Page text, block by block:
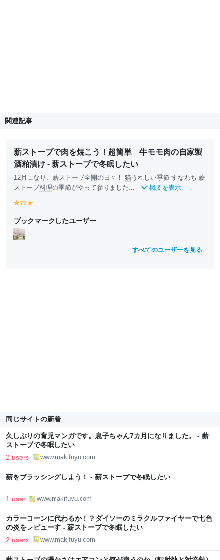
関連記事
薪ストーブで肉を焼こう！超簡単 牛モモ肉の自家製
酒粕漬け - 薪ストーブで冬眠したい
12月になり、薪ストーブ全開の日々！ 猫うれしい季節 すなわち 薪
ストーブ料理の季節がやって参りました... 概要を表示
y
ll
o
w
22
ll
ブックマークしたユーザー
すべてのユーザーを見る
同じサイトの新着
久しぶりの育児マンガです。息子ちゃん7カ月になりました。 - 薪
ストーブで冬眠したい
2 users www.makifuyu.com
薪をブラッシングしよう！ - 薪ストーブで冬眠したい
1 user www.makifuyu.com
カラーコーンに代わるか！？ダイソーのミラクルファイヤーで七色
の炎をレビューす - 薪ストーブで冬眠したい
2 users www.makifuyu.com